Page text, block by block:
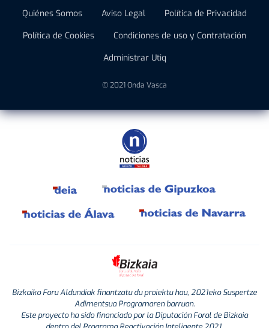
Quiénes Somos Aviso Legal
Política de Privacidad
Política de Cookies
Condiciones de uso y Contratación
Administrar Utiq
© 2021 Onda Vasca
Bizkaiko Foru Aldundiak finantzatu du proiektu hau, 2021eko Suspertze
Adimentsua Programaren barruan.
Este proyecto ha sido financiado por la Diputación Foral de Bizkaia